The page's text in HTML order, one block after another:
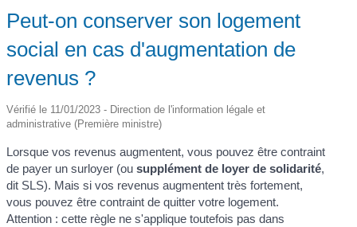
Peut-on conserver son logement
social en cas d'augmentation de
revenus ?
Vérifié le 11/01/2023 - Direction de l'information légale et
administrative (Première ministre)
Lorsque vos revenus augmentent, vous pouvez être contraint
de payer un surloyer (ousupplément de loyer de solidarité,
dit SLS). Mais si vos revenus augmentent très fortement,
vous pouvez être contraint de quitter votre logement.
Attention : cette règle ne s'applique toutefois pas dans